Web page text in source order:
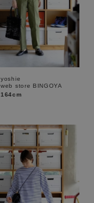
yoshie
web store BINGOYA
164cm